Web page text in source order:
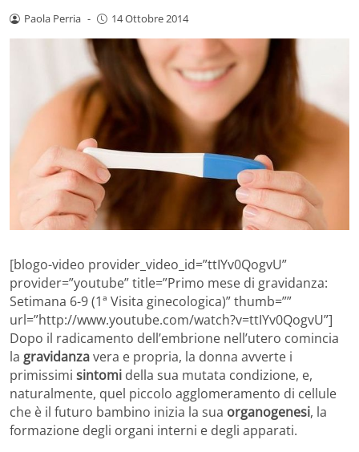
Paola Perria - 14 Ottobre 2014
[blogo-video provider_video_id=”ttIYv0QogvU”
provider=”youtube” title=”Primo mese di gravidanza:
Setimana 6-9 (1ª Visita ginecologica)” thumb=””
url=”http://www.youtube.com/watch?v=ttIYv0QogvU”]
Dopo il radicamento dell’embrione nell’utero comincia
la gravidanzavera e propria, la donna avverte i
primissimi sintomi della sua mutata condizione, e,
naturalmente, quel piccolo agglomeramento di cellule
che è il futuro bambino inizia la sua organogenesi, la
formazione degli organi interni e degli apparati.